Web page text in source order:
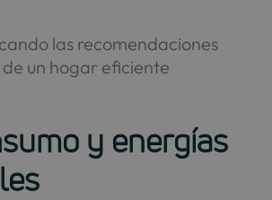
y energías